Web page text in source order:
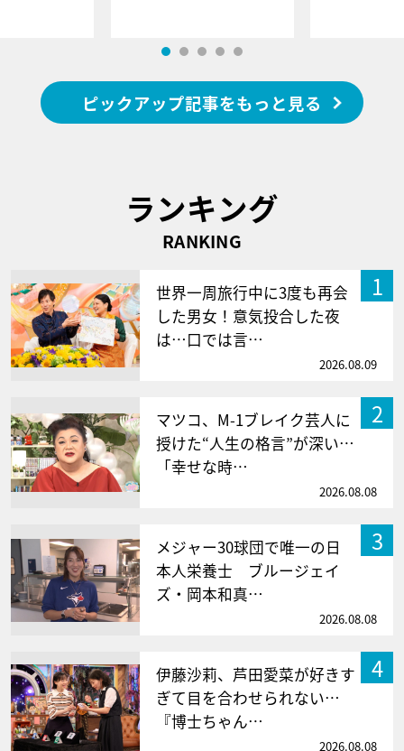
ピックアップ記事をもっと見る
ランキング
RANKING
1
世界一周旅行中に3度も再会
した男女！意気投合した夜
は…口では言…
2026.08.09
2
マツコ、M-1ブレイク芸人に
授けた“人生の格言”が深い…
「幸せな時…
2026.08.08
3
メジャー30球団で唯一の日
本人栄養士 ブルージェイ
ズ・岡本和真…
2026.08.08
4
伊藤沙莉、芦田愛菜が好きす
ぎて目を合わせられない…
『博士ちゃん…
2026.08.08